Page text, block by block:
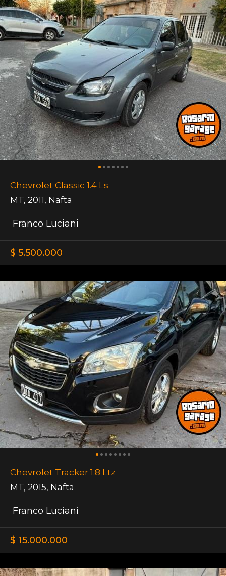
Chevrolet Classic 1.4 Ls
MT, 2011, Nafta
Franco Luciani
$ 5.500.000
Chevrolet Tracker 1.8 Ltz
MT, 2015, Nafta
Franco Luciani
$ 15.000.000